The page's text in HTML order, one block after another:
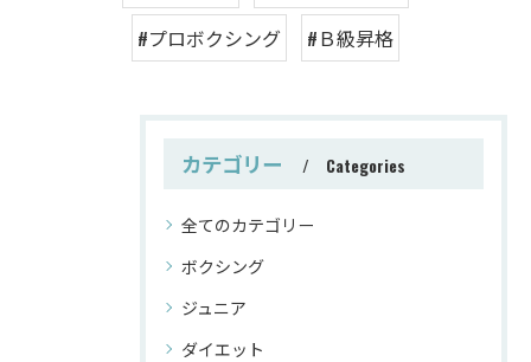
#プロボクシング
#Ｂ級昇格
カテゴリー Categories
全てのカテゴリー
ボクシング
ジュニア
ダイエット